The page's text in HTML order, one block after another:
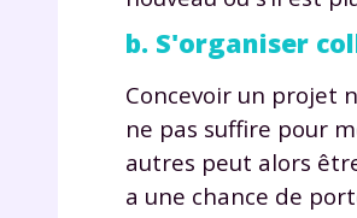
b. S'organiser
Concevoir un projet
ne pas suffire pour
autres peut alors
a une chance de